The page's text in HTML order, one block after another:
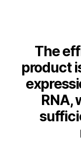
The
product
RNA,